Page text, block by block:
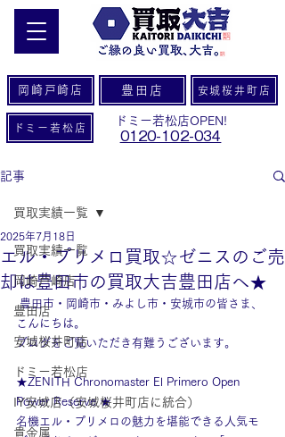
岡崎戸崎店 豊田店 安城桜井町店
ドミー若松店
ドミー若松店OPEN!
0120-102-034
記事
買取実績一覧
岡崎戸崎店
豊田店
安城桜井町店
ドミー若松店
IY安城店（安城桜井町店に統合）
貴金属
買取実績一覧
エル・プリメロ買取☆ゼニスのご売
却は豊田市の買取大吉豊田店へ★
2025年7月18日
豊田市・岡崎市・みよし市・安城市の皆さま、
こんにちは。
ブログをご覧いただき有難うございます。
★ZENITH Chronomaster El Primero Open
Power Reserve ★
名機エル・プリメロの魅力を堪能できる人気モ